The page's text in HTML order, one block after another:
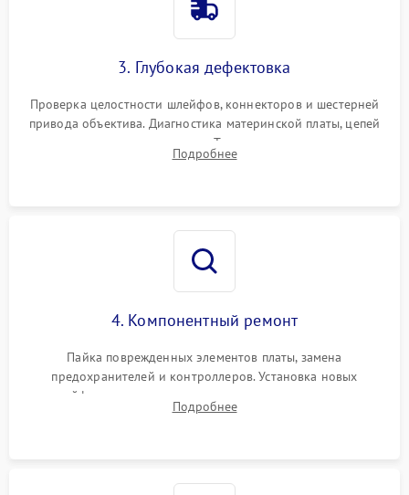
3. Глубокая дефектовка
Проверка целостности шлейфов, коннекторов и шестерней
привода объектива. Диагностика материнской платы, цепей
питания и картоприемника. Тестирование механизма
затвора и блока внутрикамерной стабилизации.
Подробнее
4. Компонентный ремонт
Пайка поврежденных элементов платы, замена
предохранителей и контроллеров. Установка новых
шлейфов, дисплея, механизма затвора или двигателя
автофокуса. Восстановление геометрии тубуса объектива
Подробнее